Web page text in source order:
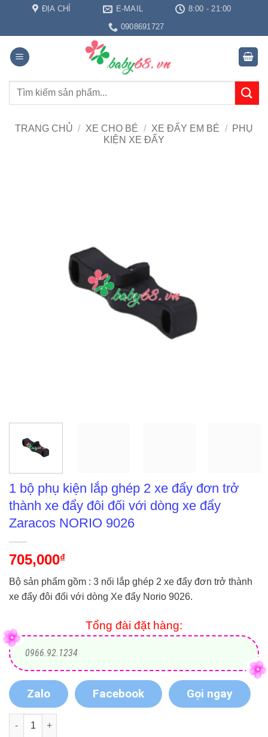
nội
dung
ĐỊA CHỈ E-MAIL
8:00 - 21:00
0908691727
Tìm
TRANG CHỦ / XE CHO BÉ / XE ĐẨY EM BÉ /
PHỤ
KIỆN XE ĐẨY
1 bộ phụ kiện lắp ghép 2 xe đẩy đơn trở
thành xe đẩy đôi đối với dòng xe đẩy
Zaracos NORIO 9026
705,000₫
Bộ sản phẩm gồm : 3 nối lắp ghép 2 xe đẩy đơn trở thành
xe đẩy đôi đối với dòng Xe đẩy Norio 9026.
Tổng đài đặt hàng:
0966.92.1234
Zalo Facebook Gọi ngay
1 bộ phụ kiện lắp ghép 2 xe đẩy đơn trở thành xe đẩy đôi đối